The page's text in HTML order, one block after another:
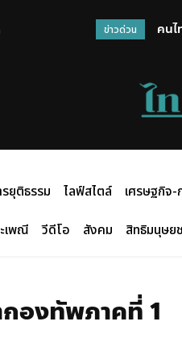
ข่าวด่วน
คน
ยุติธรรม ไลฟ์สไตล์ เศรษฐกิจ-
เพณี วีดีโอ สังคม สิทธิมนุษย
องทัพภาคที่ 1